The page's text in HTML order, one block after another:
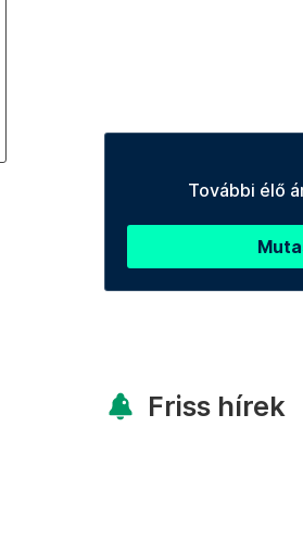
További élő
Friss hírek